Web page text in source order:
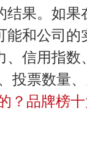
结果。如
能和公司
、信用指
投票数量
？品牌榜